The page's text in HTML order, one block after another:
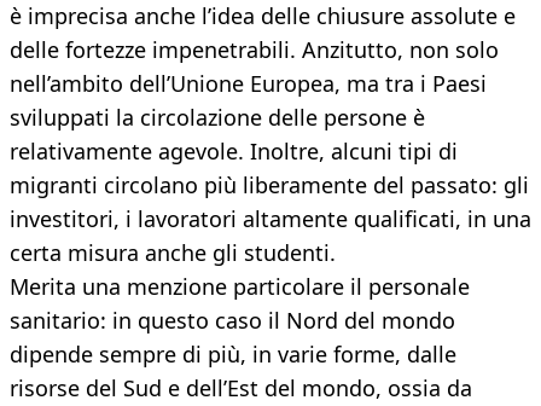
è imprecisa anche l’idea delle chiusure assolute e
delle fortezze impenetrabili. Anzitutto, non solo
nell’ambito dell’Unione Europea, ma tra i Paesi
sviluppati la circolazione delle persone è
relativamente agevole. Inoltre, alcuni tipi di
migranti circolano più liberamente del passato: gli
investitori, i lavoratori altamente qualificati, in una
certa misura anche gli studenti.
Merita una menzione particolare il personale
sanitario: in questo caso il Nord del mondo
dipende sempre di più, in varie forme, dalle
risorse del Sud e dell’Est del mondo, ossia da